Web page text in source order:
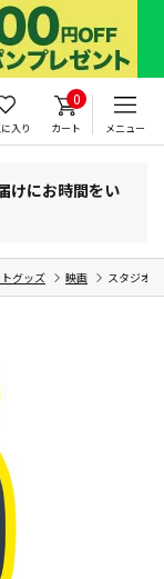
入り
0
カート メニュー
けにお時間をい
グッズ 映画 スタジオ